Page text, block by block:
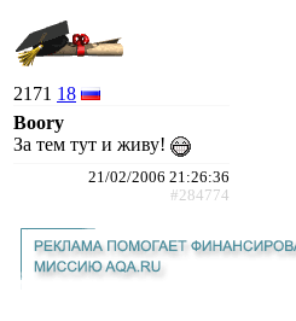
2171 18
Boory
За тем тут и живу!
21/02/2006 21:26:36
#284774